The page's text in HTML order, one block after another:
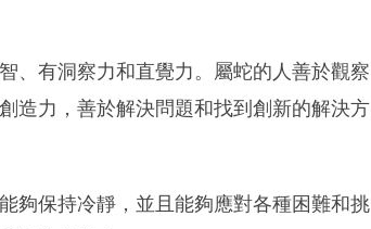
、有洞察力和直覺力。屬蛇的人善於觀察
造力，善於解決問題和找到創新的解決方
夠保持冷靜，並且能夠應對各種困難和挑